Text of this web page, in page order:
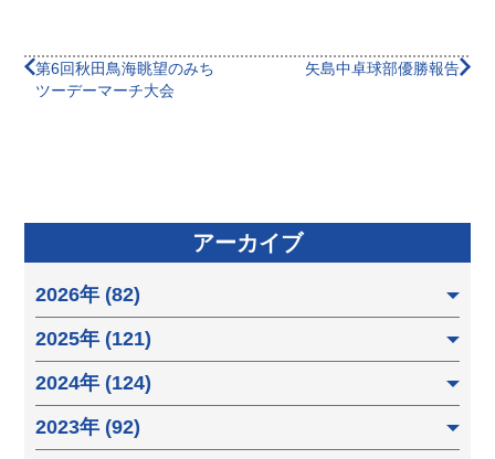
第6回秋田鳥海眺望のみち
ツーデーマーチ大会
矢島中卓球部優勝報告
アーカイブ
2026年 (82)
2025年 (121)
2024年 (124)
2023年 (92)